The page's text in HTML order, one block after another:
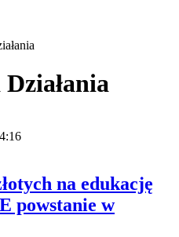
na edukację
powstanie w